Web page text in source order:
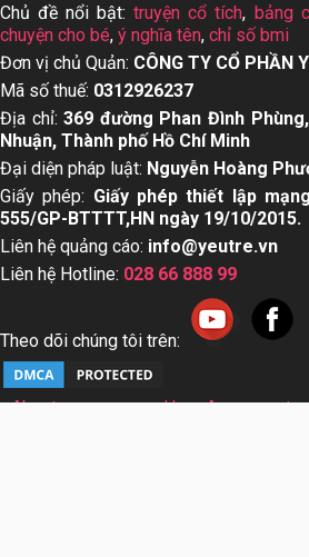
Chủ đề nổi bật:truyện cổ tích, bảng
chuyện cho bé, ý nghĩa tên, chỉ số bmi
Đơn vị chủ Quản: CÔNG TY CỔ PHẦN
Mã số thuế: 0312926237
Địa chỉ:369 đường Phan Đình
Nhuận, Thành phố Hồ Chí Minh
Đại diện pháp luật: Nguyễn Hoàng
Giấy phép: Giấy phép thiết lập
555/GP-BTTTT,HN ngày 19/10/2015.
Liên hệ quảng cáo: info@yeutre.vn
Liên hệ Hotline: 028 66 888 99
Theo dõi chúng tôi trên:
About us User Agreement